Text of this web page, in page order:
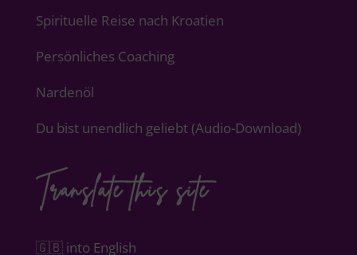
Spirituelle Reise nach Kroatien
Persönliches Coaching
Nardenöl
Du bist unendlich geliebt (Audio-Download)
Translate this site
🇬🇧 into English